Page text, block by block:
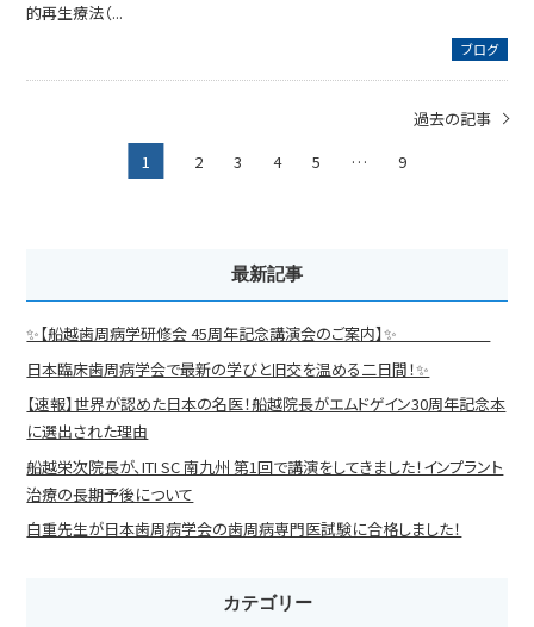
的再生療法（...
ブログ
1 2 3 4 5 … 9
過去の記事
最新記事
✨【船越歯周病学研修会 45周年記念講演会のご案内】✨
日本臨床歯周病学会で最新の学びと旧交を温める二日間！✨
【速報】世界が認めた日本の名医！船越院長がエムドゲイン30周年記念本
に選出された理由
船越栄次院長が、ITI SC 南九州 第1回で講演をしてきました！インプラント
治療の長期予後について
白重先生が日本歯周病学会の歯周病専門医試験に合格しました！
カテゴリー